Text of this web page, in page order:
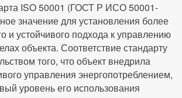
ISO 50001 (ГОСТ Р ИСО 50001-
значение для установления более
и устойчивого подхода к управлению
объекта. Соответствие стандарту
того, что объект внедрила
управления энергопотреблением,
уровень его использования